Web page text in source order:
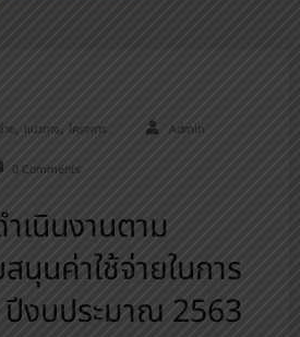
ย, แนวทาง, โครงการ Admin
0 Comments
เนินงานตาม
นุนค่าใช้จ่ายในการ
งบประมาณ 2563